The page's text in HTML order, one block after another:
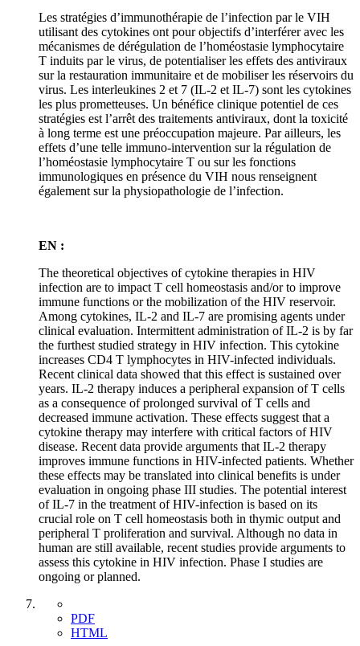
Les stratégies d’immunothérapie de l’infection par le VIH
utilisant des cytokines ont pour objectifs d’interférer avec les
mécanismes de dérégulation de l’homéostasie lymphocytaire
T induits par le virus, de potentialiser les effets des antiviraux
sur la restauration immunitaire et de mobiliser les réservoirs du
virus. Les interleukines 2 et 7 (IL-2 et IL-7) sont les cytokines
les plus prometteuses. Un bénéfice clinique potentiel de ces
stratégies est l’arrêt des traitements antiviraux, dont la toxicité
à long terme est une préoccupation majeure. Par ailleurs, les
effets d’une telle immuno-intervention sur la régulation de
l’homéostasie lymphocytaire T ou sur les fonctions
immunologiques en présence du VIH nous renseignent
également sur la physiopathologie de l’infection.
EN :
The theoretical objectives of cytokine therapies in HIV
infection are to impact T cell homeostasis and/or to improve
immune functions or the mobilization of the HIV reservoir.
Among cytokines, IL-2 and IL-7 are promising agents under
clinical evaluation. Intermittent administration of IL-2 is by far
the furthest studied strategy in HIV infection. This cytokine
increases CD4 T lymphocytes in HIV-infected individuals.
Recent clinical data showed that this effect is sustained over
years. IL-2 therapy induces a peripheral expansion of T cells
as a consequence of prolonged survival of T cells and
decreased immune activation. These effects suggest that a
cytokine therapy may interfere with critical factors of HIV
disease. Recent data provide arguments that IL-2 therapy
improves immune functions in HIV-infected patients. Whether
these effects may be translated into clinical benefits is under
evaluation in ongoing phase III studies. The potential interest
of IL-7 in the treatment of HIV-infection is based on its
crucial role on T cell homeostasis both in thymic output and
peripheral T proliferation and survival. Although no data in
human are still available, recent studies provide arguments to
assess this cytokine in HIV infection. Phase I studies are
ongoing or planned.
PDF
HTML